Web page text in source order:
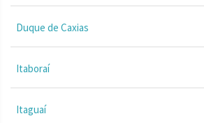
Duque de Caxias
Itaboraí
Itaguaí